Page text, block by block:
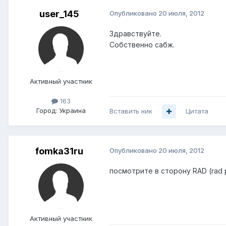
user_145
Активный участник
163
Город: Украина
Опубликовано 20 июля, 2012
Здравствуйте.
Собственно сабж.
Вставить ник Цитата
fomka31ru
Активный участник
Опубликовано 20 июля, 2012
посмотрите в сторону RAD (rad